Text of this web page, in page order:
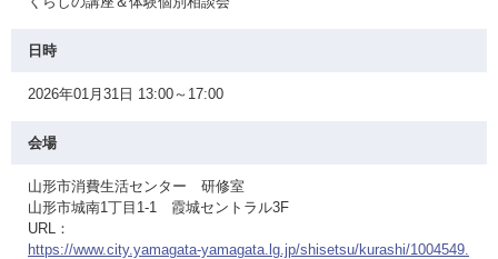
日時
2026年01月31日 13:00～17:00
会場
山形市消費生活センター 研修室
山形市城南1丁目1-1 霞城セントラル3F
URL：
https://www.city.yamagata-yamagata.lg.jp/shisetsu/kurashi/1004549.